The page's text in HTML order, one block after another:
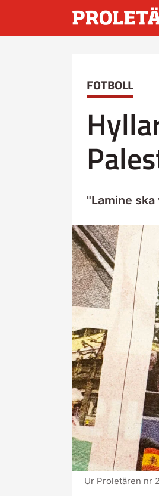
FOTBOLL
"Lamine
Ur Proletären nr